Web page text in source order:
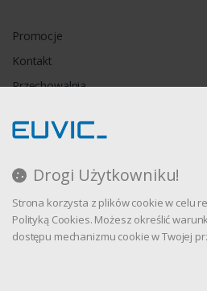
Drogi Użytkowniku!
Strona korzysta z plików cookie w celu
Polityką Cookies. Możesz określić
dostępu mechanizmu cookie w Twojej
Promocje
Kontakt
Przechowalnia
Regulamin
Polityka prywatności
Oprogramowanie sklepu